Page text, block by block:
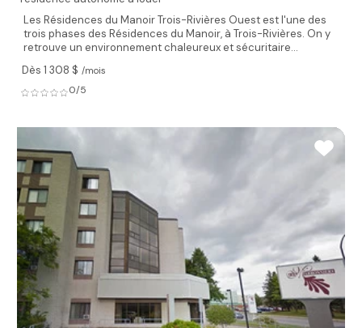
Les Résidences du Manoir Trois-Rivières Ouest est l'une des
trois phases des Résidences du Manoir, à Trois-Rivières. On y
retrouve un environnement chaleureux et sécuritaire...
Dès 1 308 $ /mois
0/5